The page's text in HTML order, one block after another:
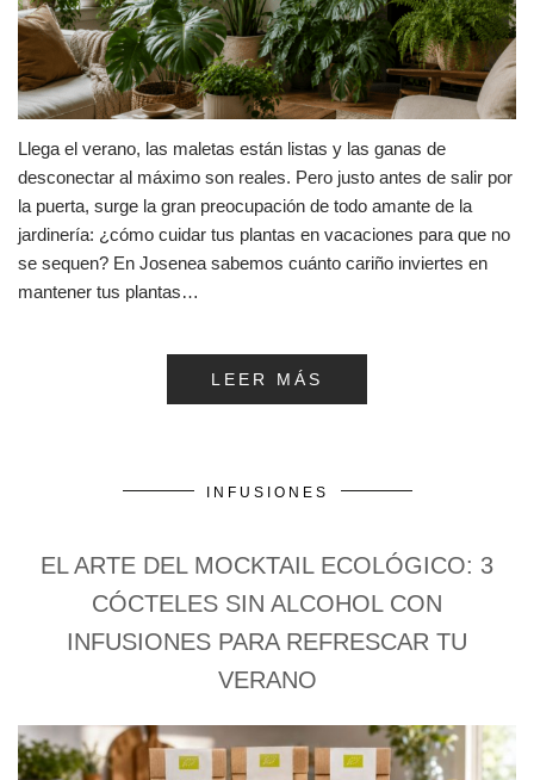
Llega el verano, las maletas están listas y las ganas de
desconectar al máximo son reales. Pero justo antes de salir por
la puerta, surge la gran preocupación de todo amante de la
jardinería: ¿cómo cuidar tus plantas en vacaciones para que no
se sequen? En Josenea sabemos cuánto cariño inviertes en
mantener tus plantas…
LEER MÁS
INFUSIONES
EL ARTE DEL MOCKTAIL ECOLÓGICO: 3
CÓCTELES SIN ALCOHOL CON
INFUSIONES PARA REFRESCAR TU
VERANO